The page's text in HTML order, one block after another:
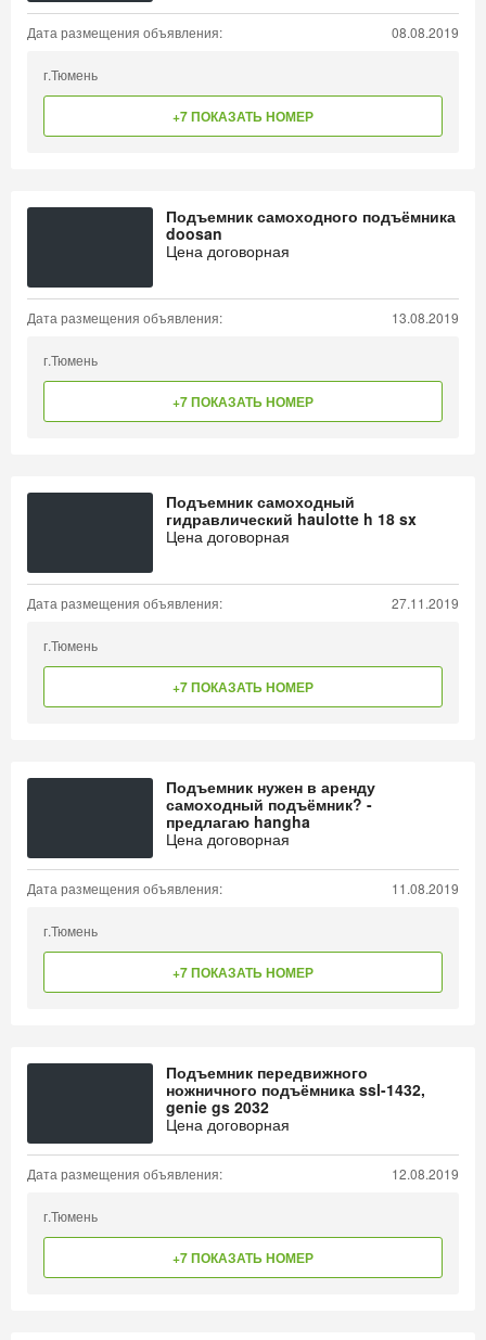
Дата размещения объявления: 08.08.2019
г.Тюмень
+7 ПОКАЗАТЬ НОМЕР
Подъемник самоходного подъёмника
doosan
Цена договорная
Дата размещения объявления: 13.08.2019
г.Тюмень
+7 ПОКАЗАТЬ НОМЕР
Подъемник самоходный
гидравлический haulotte h 18 sx
Цена договорная
Дата размещения объявления: 27.11.2019
г.Тюмень
+7 ПОКАЗАТЬ НОМЕР
Подъемник нужен в аренду
самоходный подъёмник? -
предлагаю hangha
Цена договорная
Дата размещения объявления: 11.08.2019
г.Тюмень
+7 ПОКАЗАТЬ НОМЕР
Подъемник передвижного
ножничного подъёмника ssl-1432,
genie gs 2032
Цена договорная
Дата размещения объявления: 12.08.2019
г.Тюмень
+7 ПОКАЗАТЬ НОМЕР